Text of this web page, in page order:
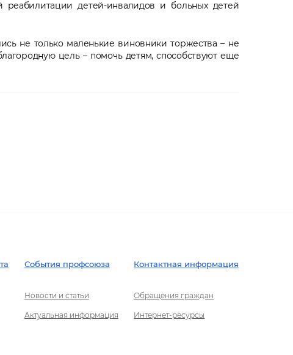
детей-инвалидов и больных детей
не только маленькие виновники торжества – не
цель – помочь детям, способствуют еще
События профсоюза
Новости и статьи
Актуальная информация
Контактная информация
Обращения граждан
Интернет-ресурсы